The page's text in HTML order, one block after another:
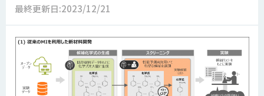
最終更新日:2023/12/21